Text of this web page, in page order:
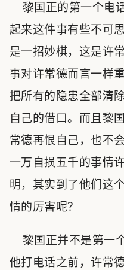
黎国正的第一个电
起来这件事有些不可
是一招妙棋，这是许
事对许常德而言一样
把所有的隐患全部清
自己的借口。而且黎
常德再恨自己，也不
一万自损五千的事情
明，其实到了他们这
情的厉害呢？
黎国正并不是第一
他打电话之前，许常